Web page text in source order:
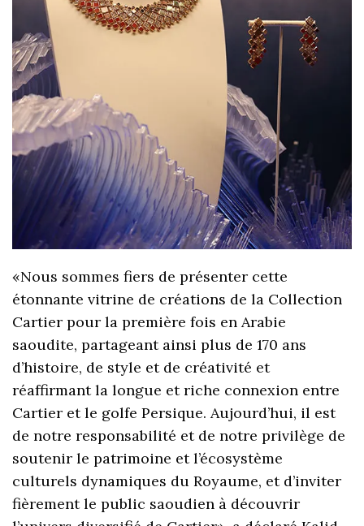
«Nous sommes fiers de présenter cette
étonnante vitrine de créations de la Collection
Cartier pour la première fois en Arabie
saoudite, partageant ainsi plus de 170 ans
d’histoire, de style et de créativité et
réaffirmant la longue et riche connexion entre
Cartier et le golfe Persique. Aujourd’hui, il est
de notre responsabilité et de notre privilège de
soutenir le patrimoine et l’écosystème
culturels dynamiques du Royaume, et d’inviter
fièrement le public saoudien à découvrir